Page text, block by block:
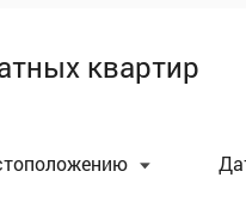
квартир